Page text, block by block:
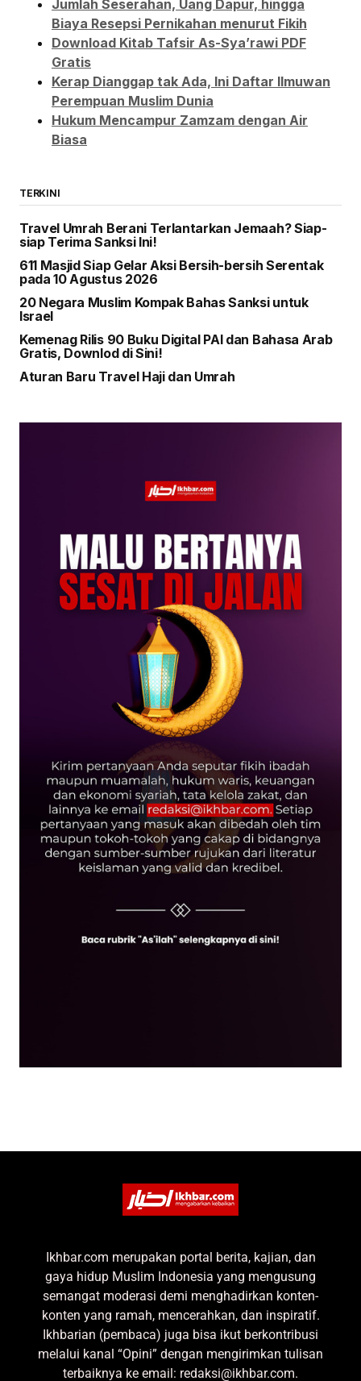
Jumlah Seserahan, Uang Dapur, hingga
Biaya Resepsi Pernikahan menurut Fikih
Download Kitab Tafsir As-Sya’rawi PDF
Gratis
Kerap Dianggap tak Ada, Ini Daftar Ilmuwan
Perempuan Muslim Dunia
Hukum Mencampur Zamzam dengan Air
Biasa
TERKINI
Travel Umrah Berani Terlantarkan Jemaah? Siap-
siap Terima Sanksi Ini!
611 Masjid Siap Gelar Aksi Bersih-bersih Serentak
pada 10 Agustus 2026
20 Negara Muslim Kompak Bahas Sanksi untuk
Israel
Kemenag Rilis 90 Buku Digital PAI dan Bahasa Arab
Gratis, Downlod di Sini!
Aturan Baru Travel Haji dan Umrah
Ikhbar.com merupakan portal berita, kajian, dan
gaya hidup Muslim Indonesia yang mengusung
semangat moderasi demi menghadirkan konten-
konten yang ramah, mencerahkan, dan inspiratif.
Ikhbarian (pembaca) juga bisa ikut berkontribusi
melalui kanal “Opini” dengan mengirimkan tulisan
terbaiknya ke email: redaksi@ikhbar.com.